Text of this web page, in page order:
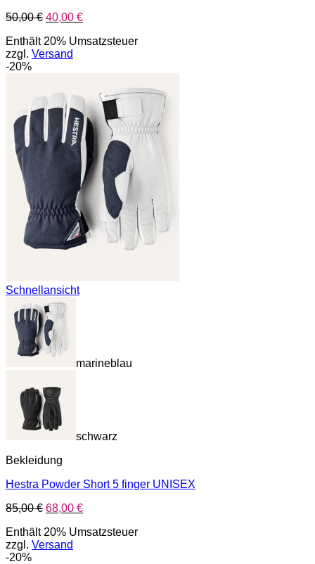
50,00€ Ursprünglicher
war:
50,00 €
40,00 €Aktueller
ist:
Enthält 20% Umsatzsteuer
zzgl. Versand
-20%
Schnellansicht
marineblau
schwarz
Bekleidung
Hestra Powder Short 5 finger UNISEX
85,00€ Ursprünglicher
war:
85,00 €
68,00 €Aktueller
ist:
Enthält 20% Umsatzsteuer
zzgl. Versand
-20%